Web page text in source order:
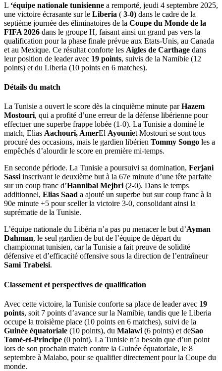
L ‘équipe nationale tunisienne a remporté, jeudi 4 septembre 2025,
une victoire écrasante sur le Liberia ( 3-0) dans le cadre de la
septième journée des éliminatoires de la Coupe du Monde de la
FIFA 2026 dans le groupe H, faisant ainsi un grand pas vers la
qualification pour la phase finale prévue aux Etats-Unis, au Canada
et au Mexique. Ce résultat conforte les Aigles de Carthage dans
leur position de leader avec 19 points, suivis de la Namibie (12
points) et du Liberia (10 points en 6 matches).
Détails du match
La Tunisie a ouvert le score dès la cinquième minute parHazem
Mostouri, qui a profité d’une erreur de la défense libérienne pour
effectuer une superbe frappe lobée (1-0). La Tunisie a dominé le
match, Elias Aachouri, AmerEl Ayouniet Mostouri se sont tous
procuré des occasions, mais le gardien libérien Tommy Songo les a
empêchés d’alourdir le score en première mi-temps.
En seconde période. La Tunisie a poursuivi sa domination, Ferjani
Sassi inscrivant le deuxième but à la 67e minute d’une tête parfaite
sur un coup franc d’Hannibal Mejbri (2-0). Dans le temps
additionnel, Elias Saad a ajouté un superbe but sur coup franc à la
90e minute +5 pour sceller la victoire 3-0, consolidant ainsi la
suprématie de la Tunisie.
L’équipe nationale du Libéria n’a pas pu menacer le but d’Ayman
Dahman, le seul gardien de but de l’équipe de départ du
championnat tunisien, car la Tunisie a fait preuve de solidité
défensive et d’efficacité offensive sous la direction de l’entraîneur
Sami Trabelsi.
Classement et perspectives de qualification
Avec cette victoire, la Tunisie conforte sa place de leader avec 19
points, soit 7 points d’avance sur la Namibie, tandis que le Liberia
occupe la troisième place (10 points en 6 matches), suivi de la
Guinée équatoriale (10 points), du Malawi (6 points) et deSao
Tomé-et-Principe (0 point). La Tunisie n’a besoin que d’un point
lors de son prochain match contre la Guinée équatoriale, le 8
septembre à Malabo, pour se qualifier directement pour la Coupe du
monde.